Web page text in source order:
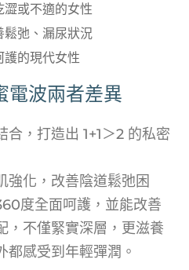
澀或不適的女性
鬆弛、漏尿狀況
護的現代女性
電波兩者差異
，打造出 1+1＞2 的私密
強化，改善陰道鬆弛困
度全面呵護，並能改善
，不僅緊實深層，更滋養
都感受到年輕彈潤。